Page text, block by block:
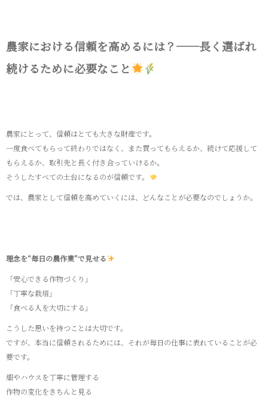
農家における信頼を高めるには？──長く選ばれ
続けるために必要なこと
農家にとって、信頼はとても大きな財産です。
一度食べてもらって終わりではなく、また買ってもらえるか、続けて応援して
もらえるか、取引先と長く付き合っていけるか。
そうしたすべての土台になるのが信頼です。
では、農家として信頼を高めていくには、どんなことが必要なのでしょうか。
理念を“毎日の農作業”で見せる
「安心できる作物づくり」
「丁寧な栽培」
「食べる人を大切にする」
こうした思いを持つことは大切です。
ですが、本当に信頼されるためには、それが毎日の仕事に表れていることが必
要です。
畑やハウスを丁寧に管理する
作物の変化をきちんと見る